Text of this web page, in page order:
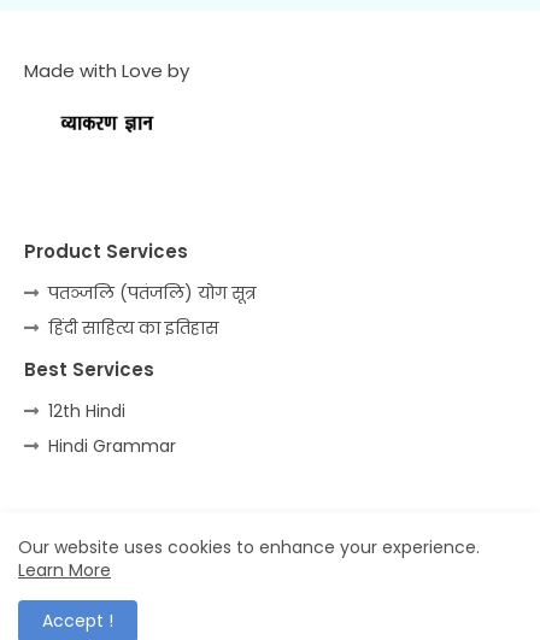
Made with Love by
Product Services
पतञ्जलि (पतंजलि) योग सूत्र
हिंदी साहित्य का इतिहास
Best Services
12th Hindi
Hindi Grammar
Home Contact us Privacy Policy
Our website uses cookies to enhance your experience.
Learn More
Accept !